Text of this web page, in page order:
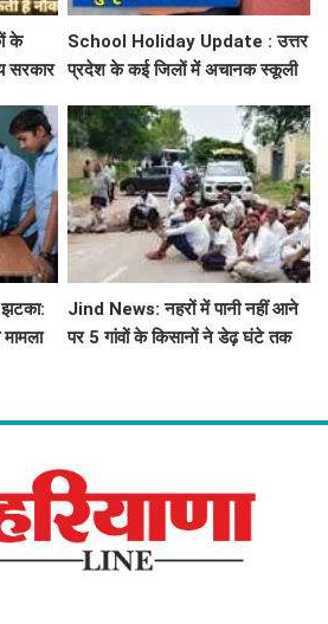
के
सरकार
School Holiday Update : उत्तर
प्रदेश के कई जिलों में अचानक स्कूली
सटीक जानकारी
झटका:
Jind News: नहरों में पानी नहीं आने
पर 5 गांवों के किसानों ने डेढ़ घंटे तक